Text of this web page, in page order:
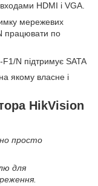
HDMI і VGA.
мережевих
працювати по
N підтримує SATA
якому власне і
HikVision
просто
для